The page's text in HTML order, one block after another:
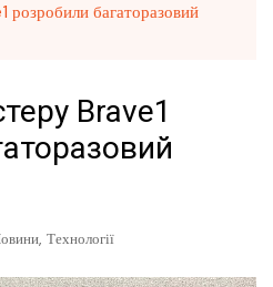
розробили багаторазовий
Brave1
, Технології